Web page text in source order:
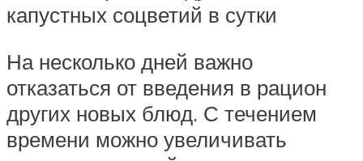
капустных соцветий в сутки
На несколько дней важно
отказаться от введения в рацион
других новых блюд. С течением
времени можно увеличивать